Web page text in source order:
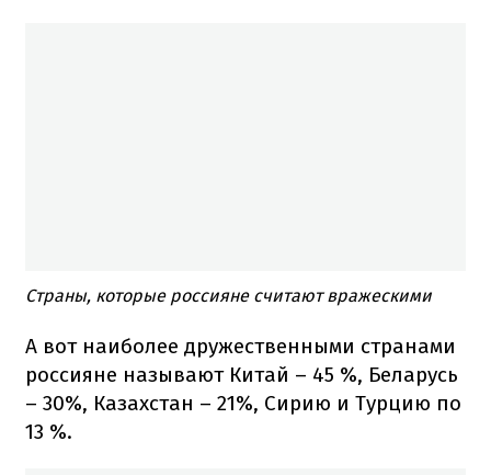
Страны, которые россияне считают вражескими
А вот наиболее дружественными странами
россияне называют Китай – 45 %, Беларусь
– 30%, Казахстан – 21%, Сирию и Турцию по
13 %.